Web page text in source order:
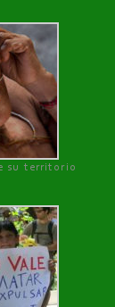
su territorio